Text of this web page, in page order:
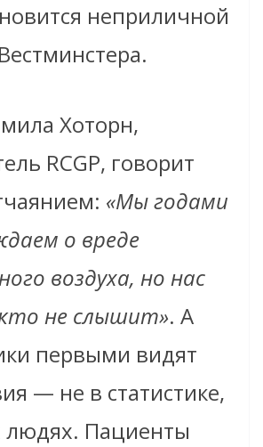
неприличной
Хоторн,
RCGP, говорит
«Мы годами
о вреде
воздуха, но нас
не слышит». А
первыми видят
— не в статистике,
Пациенты